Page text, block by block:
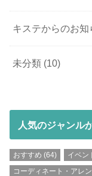
キステからのお知
未分類 (10)
人気のジャンル
おすすめ (64) イベン
コーディネート・アレ